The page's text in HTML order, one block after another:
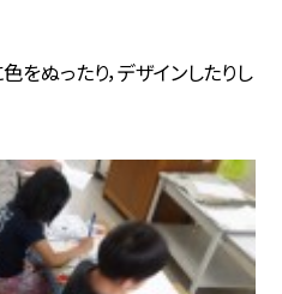
をぬったり，デザインしたりし